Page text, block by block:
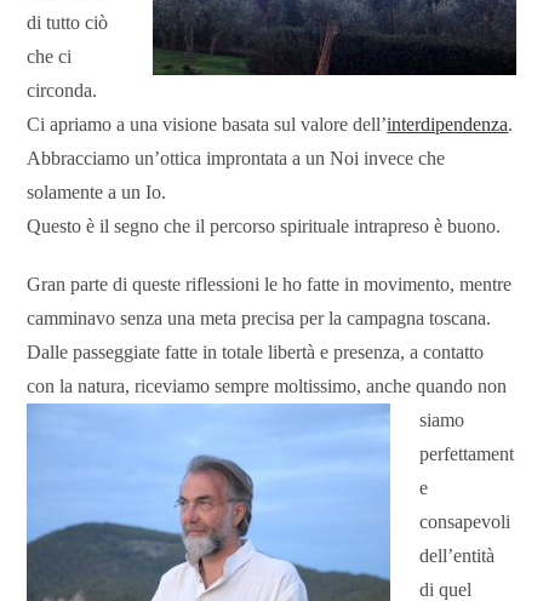
di tutto ciò
che ci
circonda.
Ci apriamo a una visione basata sul valore dell’interdipendenza.
Abbracciamo un’ottica improntata a un Noi invece che
solamente a un Io.
Questo è il segno che il percorso spirituale intrapreso è buono.
Gran parte di queste riflessioni le ho fatte in movimento, mentre
camminavo senza una meta precisa per la campagna toscana.
Dalle passeggiate fatte in totale libertà e presenza, a contatto
con la natura, riceviamo sempre moltissimo,anche quando non
siamo
perfettament
e
consapevoli
dell’entità
di quel